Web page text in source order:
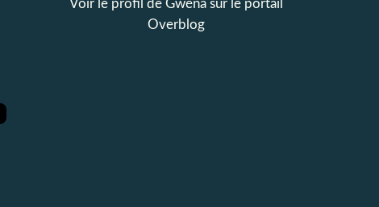
Voir le profil de Gwénasur le portail
Overblog